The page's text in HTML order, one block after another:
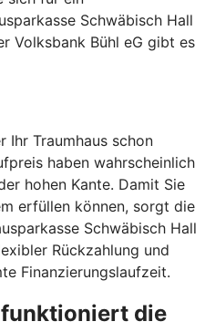
Schwäbisch Hall
Volksbank Bühl eG gibt es
Ihr Traumhaus schon
haben wahrscheinlich
hohen Kante. Damit Sie
erfüllen können, sorgt die
Schwäbisch Hall
Rückzahlung und
Finanzierungslaufzeit.
die